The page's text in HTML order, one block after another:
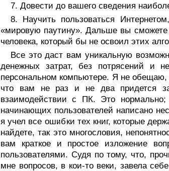
7. Довести до вашего сведения
8. Научить пользоваться
«мировую паутину». Дальше вы сможете
человека, который бы не освоил этих
Все это даст вам уникальную
денежных затрат, без потрясений и
персональном компьютере. Я не обещаю,
что вам не раз и не два придется
взаимодействии с ПК. Это нормально;
начинающих пользователей написано
я учел все ошибки тех книг, которые
найдете, так это многословия,
вам краткое и простое изложение
пользователями. Судя по тому, что,
мне вопросов, в кои-то веки, завела